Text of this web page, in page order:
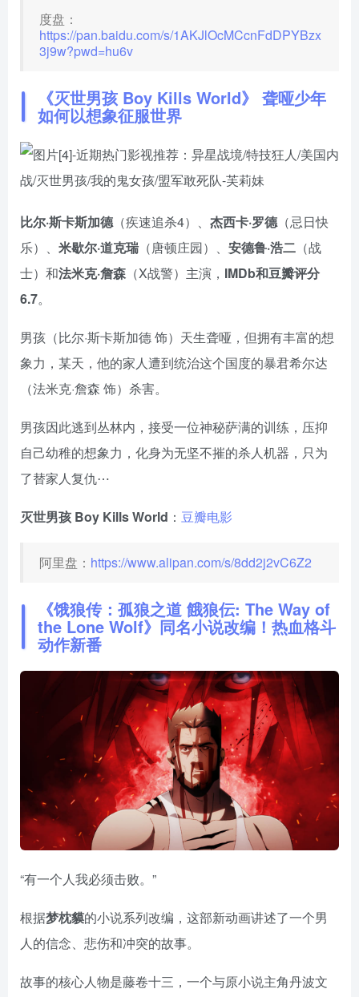
度盘：
https://pan.baidu.com/s/1AKJlOcMCcnFdDPYBzx
3j9w?pwd=hu6v
《灭世男孩 Boy Kills World》 聋哑少年
如何以想象征服世界
比尔·斯卡斯加德（疾速追杀4）、 杰西卡·罗德（忌日快
乐）、 米歇尔·道克瑞（唐顿庄园）、 安德鲁·浩二 （战
士）和法米克·詹森 （X战警）主演， IMDb和豆瓣评分
6.7。
男孩（比尔·斯卡斯加德 饰）天生聋哑，但拥有丰富的想
象力，某天，他的家人遭到统治这个国度的暴君希尔达
（法米克·詹森 饰）杀害。
男孩因此逃到丛林内，接受一位神秘萨满的训练，压抑
自己幼稚的想象力，化身为无坚不摧的杀人机器，只为
了替家人复仇⋯
灭世男孩 Boy Kills World ： 豆瓣电影
阿里盘： https://www.alipan.com/s/8dd2j2vC6Z2
《饿狼传：孤狼之道 餓狼伝: The Way of
the Lone Wolf》同名小说改编！热血格斗
动作新番
“有一个人我必须击败。”
根据梦枕貘的小说系列改编，这部新动画讲述了一个男
人的信念、悲伤和冲突的故事。
故事的核心人物是藤卷十三，一个与原小说主角丹波文